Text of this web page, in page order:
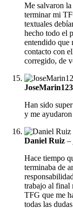
Me salvaron
terminar mi
textuales
hecho todo el
entendido que
contacto con
corregido, de
JoseMarin123
Han sido
y me
Daniel Ruiz –
Hace tiempo
terminaba de
trabajo al final
TFG que me
todas las